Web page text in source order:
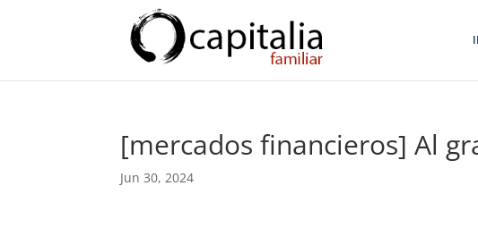
[mercados financieros] Al
Jun 30, 2024